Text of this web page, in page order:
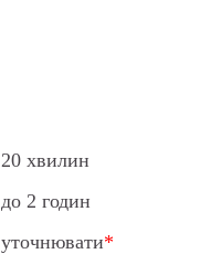
20 хвилин
до 2 годин
уточнювати*